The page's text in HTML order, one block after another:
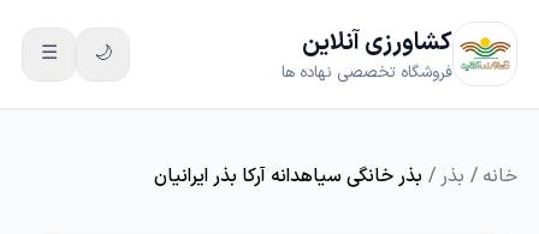
کشاورزی آنلاین
فروشگاه تخصصی نهاده ها
🌙
☰
خانه / بذر / بذر خانگی سیاهدانه آرکا بذر ایرانیان